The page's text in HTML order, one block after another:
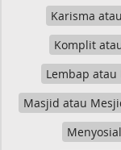
Karisma
Komplit
Lembap atau
Masjid atau